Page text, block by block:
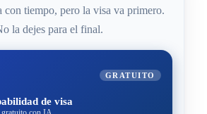
con tiempo, pero la visa va primero.
la dejes para el final.
de visa
GRATUITO